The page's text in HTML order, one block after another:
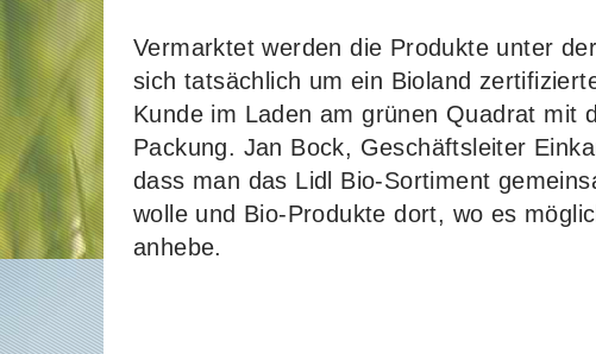
Vermarktet werden die Produkte unter
sich tatsächlich um ein Bioland
Kunde im Laden am grünen Quadrat mit
Packung. Jan Bock, Geschäftsleiter
dass man das Lidl Bio-Sortiment
wolle und Bio-Produkte dort, wo es
anhebe.